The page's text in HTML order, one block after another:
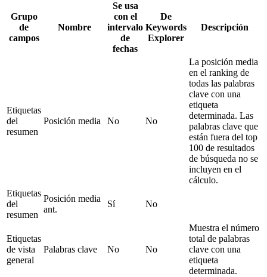
Grupo
de
campos
Nombre
Se usa
con el
intervalo
de
fechas
De
Keywords
Explorer
Descripción
Etiquetas
del
resumen
Posición media No No
La posición media
en el ranking de
todas las palabras
clave con una
etiqueta
determinada. Las
palabras clave que
están fuera del top
100 de resultados
de búsqueda no se
incluyen en el
cálculo.
Etiquetas
del
resumen
Posición media
ant.
Sí No
Etiquetas
de vista
general
Palabras clave No No
Muestra el número
total de palabras
clave con una
etiqueta
determinada.